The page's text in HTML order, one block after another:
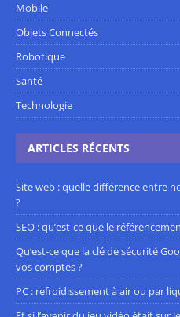
Mobile
Objets Connectés
Robotique
Santé
Technologie
ARTICLES RÉCENTS
Site web : quelle différence entre
?
SEO : qu’est-ce que le
Qu’est-ce que la clé de sécurité
vos comptes ?
PC : refroidissement à air ou par